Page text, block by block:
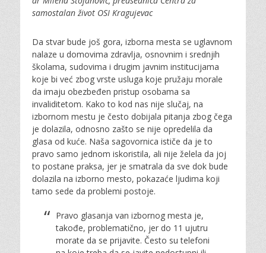
samostalan život OSI Kragujevac
Da stvar bude još gora, izborna mesta se uglavnom
nalaze u domovima zdravlja, osnovnim i srednjih
školama, sudovima i drugim javnim institucijama
koje bi već zbog vrste usluga koje pružaju morale
da imaju obezbeđen pristup osobama sa
invaliditetom. Kako to kod nas nije slučaj, na
izbornom mestu je često dobijala pitanja zbog čega
je dolazila, odnosno zašto se nije opredelila da
glasa od kuće. Naša sagovornica ističe da je to
pravo samo jednom iskoristila, ali nije želela da joj
to postane praksa, jer je smatrala da sve dok bude
dolazila na izborno mesto, pokazaće ljudima koji
tamo sede da problemi postoje.
Pravo glasanja van izbornog mesta je,
takođe, problematično, jer do 11 ujutru
morate da se prijavite. Često su telefoni